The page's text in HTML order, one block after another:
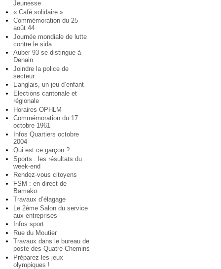
Jeunesse
« Café solidaire »
Commémoration du 25
août 44
Journée mondiale de lutte
contre le sida
Auber 93 se distingue à
Denain
Joindre la police de
secteur
L’anglais, un jeu d’enfant
Elections cantonale et
régionale
Horaires OPHLM
Commémoration du 17
octobre 1961
Infos Quartiers octobre
2004
Qui est ce garçon ?
Sports : les résultats du
week-end
Rendez-vous citoyens
FSM : en direct de
Bamako
Travaux d’élagage
Le 2ème Salon du service
aux entreprises
Infos sport
Rue du Moutier
Travaux dans le bureau de
poste des Quatre-Chemins
Préparez les jeux
olympiques !